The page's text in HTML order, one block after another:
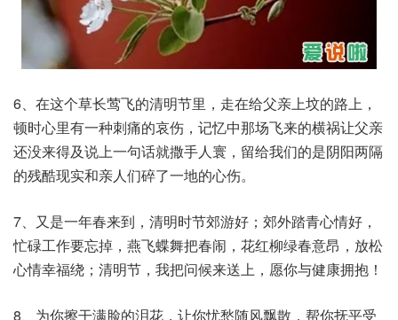
6、在这个草长莺飞的清明节里，走在给父亲上坟的路上，
顿时心里有一种刺痛的哀伤，记忆中那场飞来的横祸让父亲
还没来得及说上一句话就撒手人寰，留给我们的是阴阳两隔
的残酷现实和亲人们碎了一地的心伤。
7、又是一年春来到，清明时节郊游好；郊外踏青心情好，
忙碌工作要忘掉，燕飞蝶舞把春闹，花红柳绿春意昂，放松
心情幸福绕；清明节，我把问候来送上，愿你与健康拥抱！
8、为你擦干满脸的泪花，让你忧愁随风飘散，帮你抚平受